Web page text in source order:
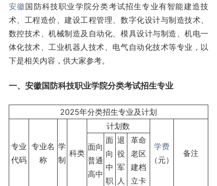
安徽国防科技职业学院分类考试招生专业有智能建造技
术、工程造价、建设工程管理、数字化设计与制造技术、
数控技术、机械制造及自动化、模具设计与制造、机电一
体化技术、工业机器人技术、电气自动化技术等专业，以
下是相关内容，供大家参考。
一、安徽国防科技职业学院分类考试招生专业
2025年分类招生专业及计划
专业
代码
专业名
称
学
制
科类
计划数
学费
（元）
备注
面向
普通
高中
面
向
中
职
退
役
军
人
革命
老区
建档
立卡